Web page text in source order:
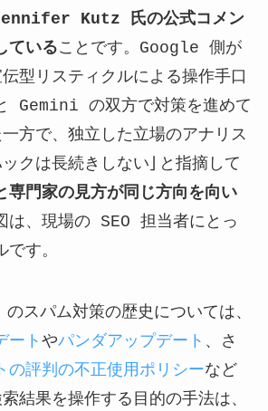
Kutz 氏の公式コメン
ていることです。Google 側が
伝型リスティクルによる操作手口
Gemini の双方で対策を進めて
一方で、独立した立場のアナリス
ックは長続きしない」と指摘して
専門家の見方が同じ方向を向い
は、現場の SEO 担当者にとっ
す。
スパム対策の歴史については、
ート やパンダアップデート 、さ
の評判の不正使用ポリシーなど
結果を操作する目的の手法は、